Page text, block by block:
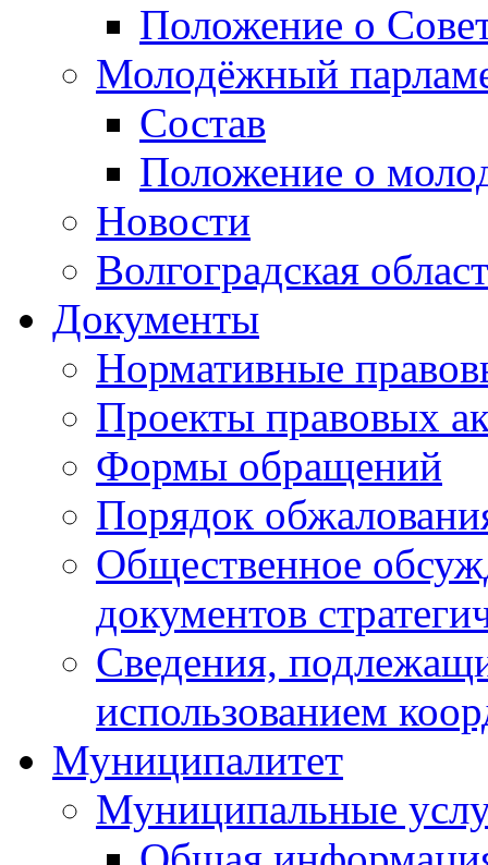
Положение о
Молодёжный
Состав
Положение о
Новости
Волгоградская
Документы
Нормативные
Проекты правовых
Формы обращений
Порядок
Общественное
документов
Сведения,
использованием
Муниципалитет
Муниципальные